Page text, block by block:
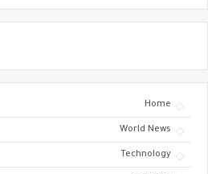
Home
World News
Technology